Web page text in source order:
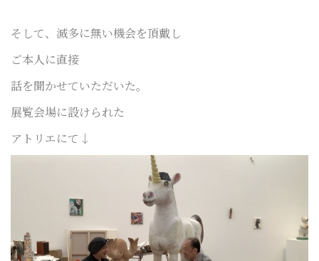
そして、滅多に無い機会を頂戴し
ご本人に直接
話を聞かせていただいた。
展覧会場に設けられた
アトリエにて↓